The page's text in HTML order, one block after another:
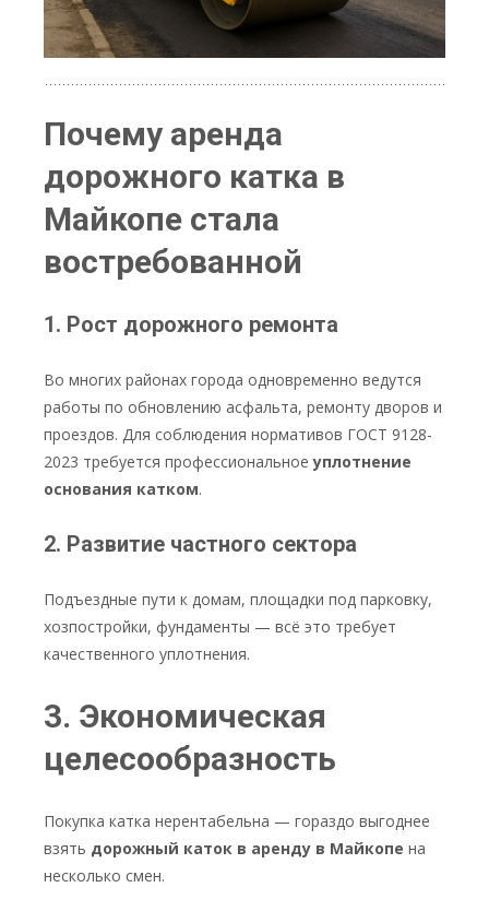
Почему аренда
дорожного катка в
Майкопе стала
востребованной
1. Рост дорожного ремонта
Во многих районах города одновременно ведутся
работы по обновлению асфальта, ремонту дворов и
проездов. Для соблюдения нормативов ГОСТ 9128-
2023 требуется профессиональноеуплотнение
основания катком.
2. Развитие частного сектора
Подъездные пути к домам, площадки под парковку,
хозпостройки, фундаменты — всё это требует
качественного уплотнения.
3. Экономическая
целесообразность
Покупка катка нерентабельна — гораздо выгоднее
взять дорожный каток в аренду в Майкопе на
несколько смен.